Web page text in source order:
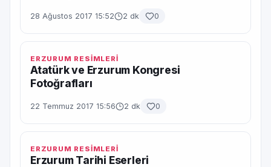
28 Ağustos 2017 15:52 2 dk 0
ERZURUM RESİMLERİ
Atatürk ve Erzurum Kongresi
Fotoğrafları
22 Temmuz 2017 15:56 2 dk 0
ERZURUM RESİMLERİ
Erzurum Tarihi Eserleri